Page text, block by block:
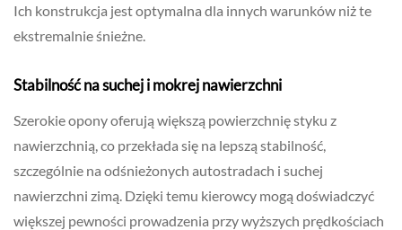
Ich konstrukcja jest optymalna dla innych warunków niż te
ekstremalnie śnieżne.
Stabilność na suchej i mokrej nawierzchni
Szerokie opony oferują większą powierzchnię styku z
nawierzchnią, co przekłada się na lepszą stabilność,
szczególnie na odśnieżonych autostradach i suchej
nawierzchni zimą. Dzięki temu kierowcy mogą doświadczyć
większej pewności prowadzenia przy wyższych prędkościach